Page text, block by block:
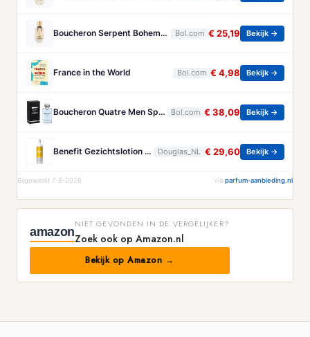
Boucheron Serpent Boheme Eau de parfum spray 30 ml Bol.com € 25,19 Bekijk →
France in the World Bol.com € 4,98 Bekijk →
Boucheron Quatre Men Spray - 100 ml - Eau De Toilette Bol.com € 38,09 Bekijk →
Benefit Gezichtslotion The POREfessional Gezichtstoner Unisex 133ml Douglas_NL € 29,60 Bekijk →
Bijgewerkt 7-8-2026 Via parfum-aanbieding.nl
amazon
NIET GEVONDEN IN DE VERGELIJKER?
Zoek ook op Amazon.nl
Bekijk op Amazon →